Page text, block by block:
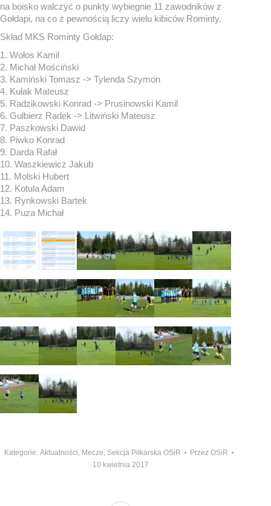
na boisko walczyć o punkty wybiegnie 11 zawodników z
Gołdapi, na co z pewnością liczy wielu kibiców Rominty.
Skład MKS Rominty Gołdap:
1. Wołos Kamil
2. Michał Mościński
3. Kamiński Tomasz -> Tylenda Szymon
4. Kułak Mateusz
5. Radzikowski Konrad -> Prusinowski Kamil
6. Gulbierz Radek -> Litwiński Mateusz
7. Paszkowski Dawid
8. Piwko Konrad
9. Darda Rafał
10. Waszkiewicz Jakub
11. Molski Hubert
12. Kotula Adam
13. Rynkowski Bartek
14. Puza Michał
Kategorie: Aktualności Mecze Sekcja Piłkarska OSiR Przez OSiR
10 kwietnia 2017